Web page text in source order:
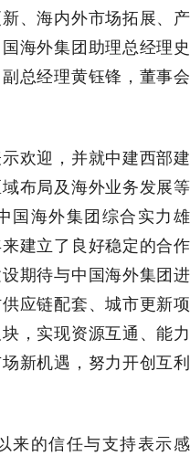
、海内外市场拓展、产
海外集团助理总经理史
总经理黄钰锋，董事会
欢迎，并就中建西部建
布局及海外业务发展等
国海外集团综合实力雄
建立了良好稳定的合作
期待与中国海外集团进
应链配套、城市更新项
，实现资源互通、能力
新机遇，努力开创互利
来的信任与支持表示感